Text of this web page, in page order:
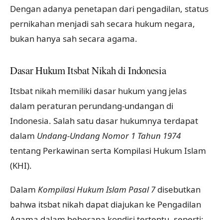
Dengan adanya penetapan dari pengadilan, status
pernikahan menjadi sah secara hukum negara,
bukan hanya sah secara agama.
Dasar Hukum Itsbat Nikah di Indonesia
Itsbat nikah memiliki dasar hukum yang jelas
dalam peraturan perundang-undangan di
Indonesia. Salah satu dasar hukumnya terdapat
dalam Undang-Undang Nomor 1 Tahun 1974
tentang Perkawinan serta Kompilasi Hukum Islam
(KHI).
Dalam Kompilasi Hukum Islam Pasal 7disebutkan
bahwa itsbat nikah dapat diajukan ke Pengadilan